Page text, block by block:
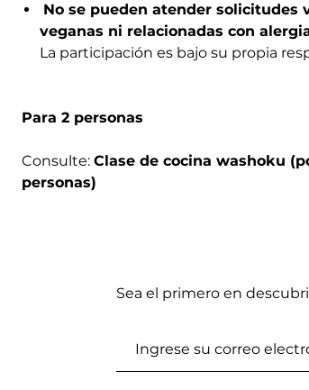
No se pueden atender solicitudes
veganas ni relacionadas con
La participación es bajo su propia
Para 2 personas
Consulte: Clase de cocina washoku
personas)
Sea el primero en